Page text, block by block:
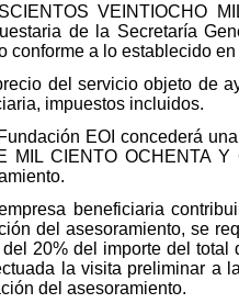
VEINTIOCHO
de la Secretaría
conforme a lo establecido
del servicio objeto de
impuestos incluidos.
EOI concederá
MIL CIENTO OCHENTA
beneficiaria
del asesoramiento, se
20% del importe del total
la visita preliminar a
del asesoramiento.